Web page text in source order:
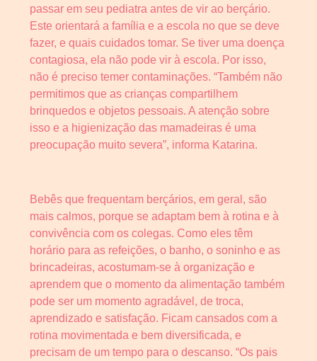
passar em seu pediatra antes de vir ao berçário.
Este orientará a família e a escola no que se deve
fazer, e quais cuidados tomar. Se tiver uma doença
contagiosa, ela não pode vir à escola. Por isso,
não é preciso temer contaminações. “Também não
permitimos que as crianças compartilhem
brinquedos e objetos pessoais. A atenção sobre
isso e a higienização das mamadeiras é uma
preocupação muito severa”, informa Katarina.
Bebês que frequentam berçários, em geral, são
mais calmos, porque se adaptam bem à rotina e à
convivência com os colegas. Como eles têm
horário para as refeições, o banho, o soninho e as
brincadeiras, acostumam-se à organização e
aprendem que o momento da alimentação também
pode ser um momento agradável, de troca,
aprendizado e satisfação. Ficam cansados com a
rotina movimentada e bem diversificada, e
precisam de um tempo para o descanso. “Os pais